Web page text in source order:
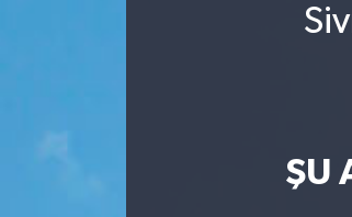
ŞU